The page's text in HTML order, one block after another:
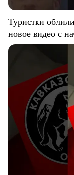
Туристки
новое видео с